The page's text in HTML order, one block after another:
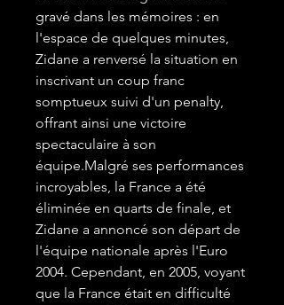
gravé dans les mémoires : en
l'espace de quelques minutes,
Zidane a renversé la situation en
inscrivant un coup franc
somptueux suivi d'un penalty,
offrant ainsi une victoire
spectaculaire à son
équipe.Malgré ses performances
incroyables, la France a été
éliminée en quarts de finale, et
Zidane a annoncé son départ de
l'équipe nationale après l'Euro
2004. Cependant, en 2005, voyant
que la France était en difficulté